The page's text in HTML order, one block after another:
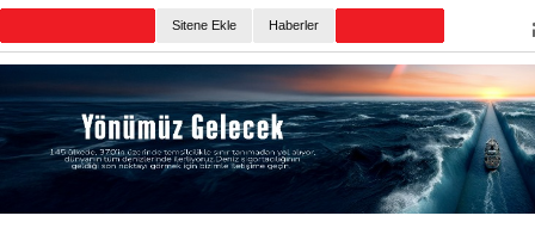
Sitene Ekle Haberler